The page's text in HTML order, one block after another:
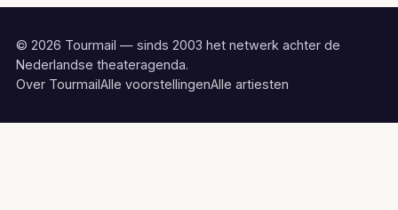
© 2026 Tourmail — sinds 2003 het netwerk achter de
Nederlandse theateragenda.
Over TourmailAlle voorstellingenAlle artiesten